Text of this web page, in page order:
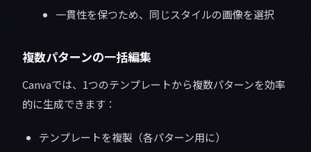
一貫性を保つため、同じスタイルの画像を選択
複数パターンの一括編集
Canvaでは、1つのテンプレートから複数パターンを効率
的に生成できます：
テンプレートを複製（各パターン用に）